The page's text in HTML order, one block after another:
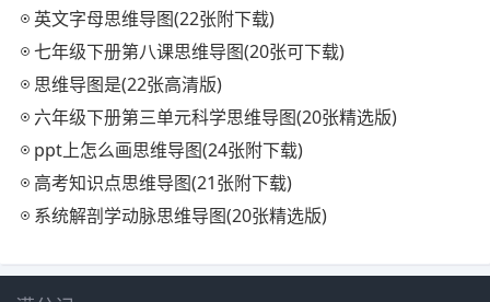
英文字母思维导图(22张附下载)
七年级下册第八课思维导图(20张可下载)
思维导图是(22张高清版)
六年级下册第三单元科学思维导图(20张精选版)
ppt上怎么画思维导图(24张附下载)
高考知识点思维导图(21张附下载)
系统解剖学动脉思维导图(20张精选版)